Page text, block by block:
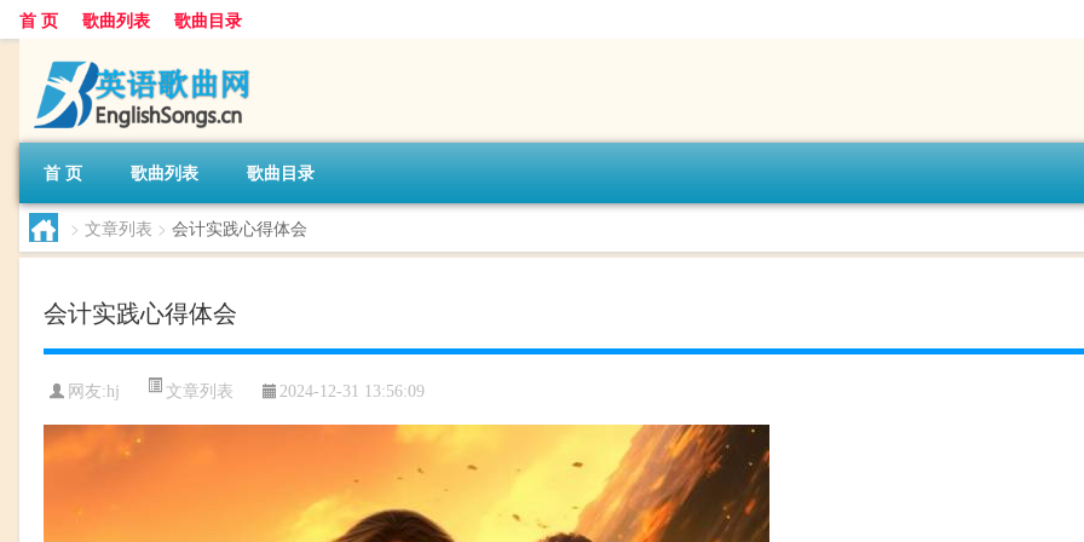
首 页 歌曲列表 歌曲目录
首 页 歌曲列表 歌曲目录
> 文章列表 > 会计实践心得体会
会计实践心得体会
网友:hj 文章列表 2024-12-31 13:56:09